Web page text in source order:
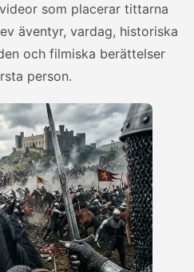
som placerar tittarna
äventyr, vardag, historiska
och filmiska berättelser
person.